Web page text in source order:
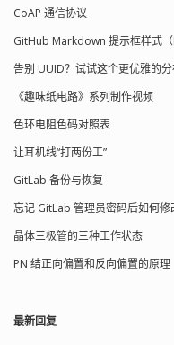
至右，即先左后右。如有表达式
则y应先与 - 号结合，执行 x-y
后再执行 +z 的运算。这种自
合方向就称为“左结合性”。而
于 = 的右结合性，应先执行 y=z
行 x=(y=z) 运算。所有的优先级
单目运算符、条件运算符、赋值
CoAP 通信协议
GitHub Markdown 提示框样式
告别 UUID？试试这个更优雅的
《趣味纸电路》系列制作视频
色环电阻色码对照表
让耳机线“打两份工”
GitLab 备份与恢复
忘记 GitLab 管理员密码后如何修
晶体三极管的三种工作状态
PN 结正向偏置和反向偏置的原理
最新回复